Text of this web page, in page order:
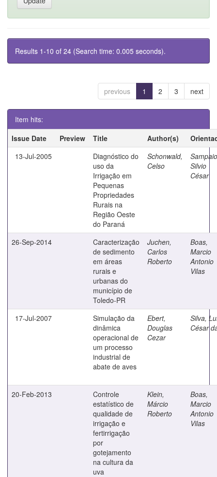
Results 1-10 of 24 (Search time: 0.005 seconds).
previous 1 2 3 next
Item hits:
Issue Date
Preview Title Author(s)
13-Jul-2005
Diagnóstico do
uso da
Irrigação em
Pequenas
Propriedades
Rurais na
Região Oeste
do Paraná
Schonwald,
Celso
Silvio
César
26-Sep-2014
Caracterização
de sedimento
em áreas
rurais e
urbanas do
município de
Toledo-PR
Juchen,
Carlos
Roberto
Boas,
Marcio
Antonio
Vilas
17-Jul-2007
Simulação da
dinâmica
operacional de
um processo
industrial de
abate de aves
Ebert,
Douglas
Cezar
Silva,
César
20-Feb-2013
Controle
estatístico de
qualidade de
irrigação e
fertirrigação
por
gotejamento
na cultura da
uva
Klein,
Márcio
Roberto
Boas,
Marcio
Antonio
Vilas